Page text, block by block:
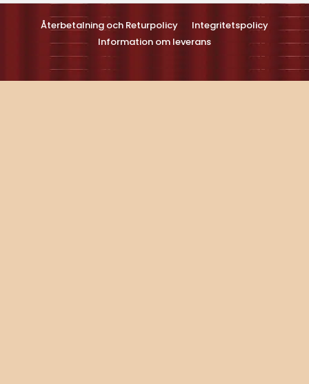
Återbetalning och Returpolicy
Integritetspolicy
Information om leverans